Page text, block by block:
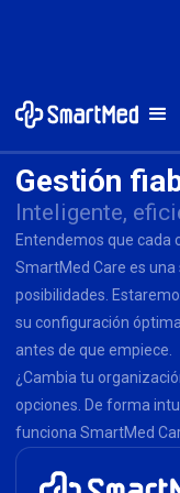
Gestión
Inteligente,
Entendemos que cada
SmartMed Care es
posibilidades.
su configuración
antes de que empiece.
¿Cambia tu
opciones. De forma
funciona SmartMed